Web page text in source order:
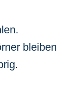
bleiben